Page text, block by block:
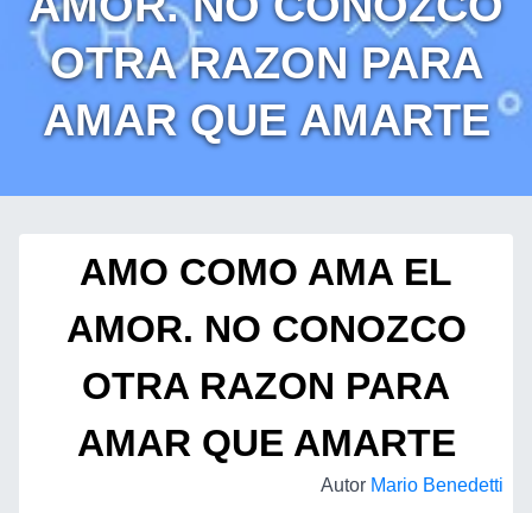
OTRA RAZON PARA
AMAR QUE AMARTE
AMO COMO AMA EL
AMOR. NO CONOZCO
OTRA RAZON PARA
AMAR QUE AMARTE
Autor Mario Benedetti